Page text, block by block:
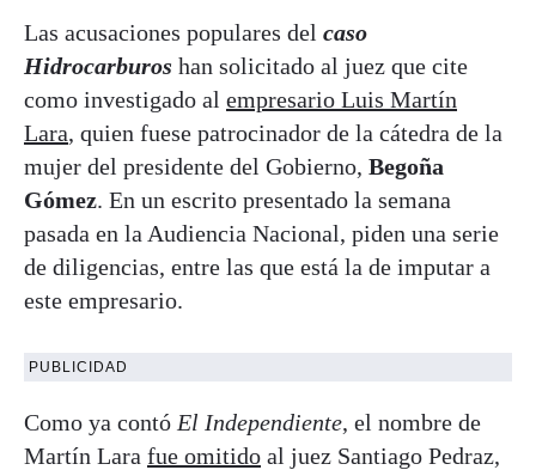
Las acusaciones populares del caso
Hidrocarburos han solicitado al juez que cite
como investigado al empresario Luis Martín
Lara, quien fuese patrocinador de la cátedra de la
mujer del presidente del Gobierno, Begoña
Gómez. En un escrito presentado la semana
pasada en la Audiencia Nacional, piden una serie
de diligencias, entre las que está la de imputar a
este empresario.
PUBLICIDAD
Como ya contó El Independiente, el nombre de
Martín Lara fue omitido al juez Santiago Pedraz,